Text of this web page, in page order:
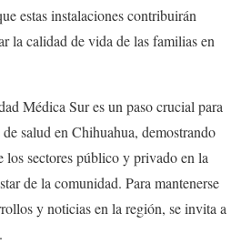
estas instalaciones contribuirán
la calidad de vida de las familias en
Médica Sur es un paso crucial para
salud en Chihuahua, demostrando
sectores público y privado en la
de la comunidad. Para mantenerse
y noticias en la región, se invita a